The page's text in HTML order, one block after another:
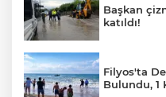
Başkan
katıldı!
Filyos'ta
Bulundu, 1